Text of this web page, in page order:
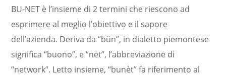
BU-NET è l’insieme di 2 termini che riescono ad
esprimere al meglio l’obiettivo e il sapore
dell’azienda. Deriva da “bün”, in dialetto piemontese
significa “buono”, e “net”, l’abbreviazione di
“network”. Letto insieme, “bunèt” fa riferimento al